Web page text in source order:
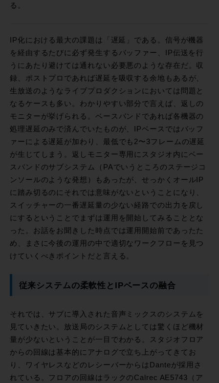
る。
IP化における最大の課題は「遅延」である。信号が機器
を経由するたびに必ず発生するバッファー、IP伝送を行
うにあたり避けては通れない必要悪のような存在だ。収
録、ポストプロであれば遅延を吸収する余地もあるが、
生放送のようなライブプロダクションにおいては問題と
なるケースも多い。わかりやすい部分で言えば、返しの
モニターが挙げられる。ベースバンドであれば各機器の
処理遅延のみで済んでいたものが、IPベースではバッフ
ァーによる遅延が加わり、最低でも2〜3フレームの遅延
が生じてしまう。返しモニター専用にスタジオ内にベー
スバンドのサブシステム（PAでいうところのステージコ
ンソールのような発想）もあったが、せっかくオールIP
に踏み切るのにそれでは意味がないということになり、
スイッチャーの一番遅延量の少ない経路での出力を戻し
にするということでまずは運用を開始してみることとな
った。お話をお聞きした時点では運用開始前であったた
め、まさに今後の運用の中で適切なワークフローを見つ
けていくべきポイントだと言える。
従来システムの柔軟性とIPベースの融合
それでは、サブに導入された音声ミックスのシステムを
見ていきたい。放送局のシステムとしては驚くほど機材
量が少ないということが一目でわかる。スタジオフロア
からの回線は基本的にアナログで立ち上がってきてお
り、ワイヤレスなどのレシーバーからはDanteが採用さ
れている。フロアの回線はラックのCalrec AE5743（ア